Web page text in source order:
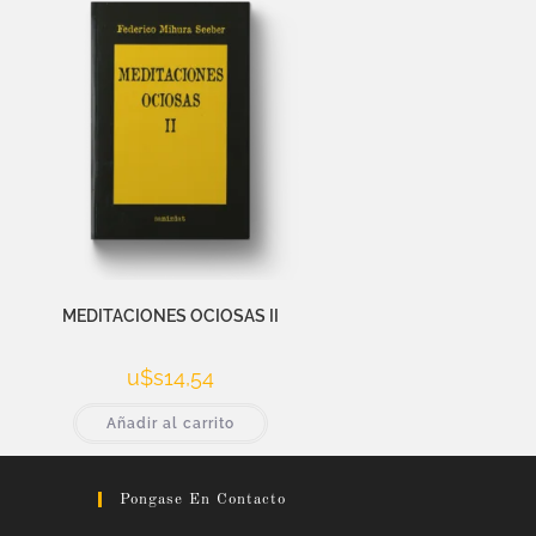
MEDITACIONES OCIOSAS II
u$s14,54
Añadir al carrito
Pongase En Contacto